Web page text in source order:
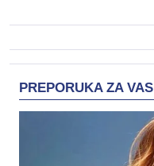
PREPORUKA ZA VAS